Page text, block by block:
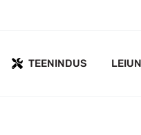
TEENINDUS